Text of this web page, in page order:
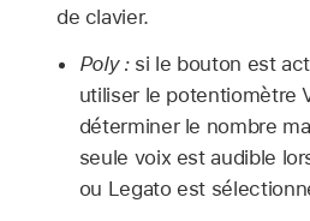
de clavier.
Poly :si le bouton est
utiliser le potentiomètre
déterminer le nombre
seule voix est audible
ou Legato est